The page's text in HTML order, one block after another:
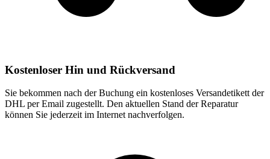
Kostenloser Hin und Rückversand
Sie bekommen nach der Buchung ein kostenloses Versandetikett der
DHL per Email zugestellt. Den aktuellen Stand der Reparatur
können Sie jederzeit im Internet nachverfolgen.